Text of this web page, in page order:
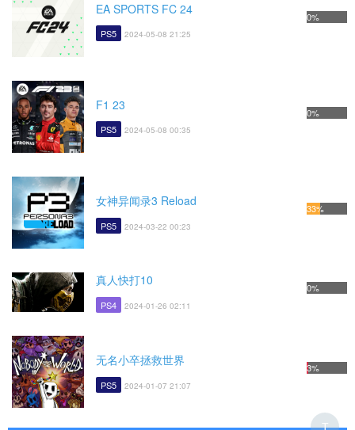
EA SPORTS FC 24
PS5 2024-05-08 21:25
0%
F1 23
PS5 2024-05-08 00:35
0%
女神异闻录3 Reload
PS5 2024-03-22 00:23
33%
真人快打10
PS4 2024-01-26 02:11
0%
无名小卒拯救世界
PS5 2024-01-07 21:07
3%
T